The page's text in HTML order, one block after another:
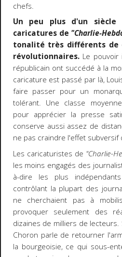
chefs.
Un peu plus d'un
caricatures de "Charlie-
tonalité très différents de
révolutionnaires.Le pouvoir
républicain ont succédé à la
caricature est passé par là,
faire passer pour un
tolérant. Une classe
pour apprécier la presse
conserve aussi assez de
ne pas craindre l'effet subversif
Les caricaturistes de "Charlie-
les moins engagés des
à-dire les plus
contrôlant la plupart des
ne cherchaient pas à
provoquer seulement des
dizaines de milliers de lecteurs.
Choron parle de retourner
la bourgeoisie, ce qui sous-